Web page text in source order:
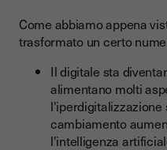
Come abbiamo appena
trasformato un certo
Il digitale sta
alimentano molti
cambiamento
l'intelligenza